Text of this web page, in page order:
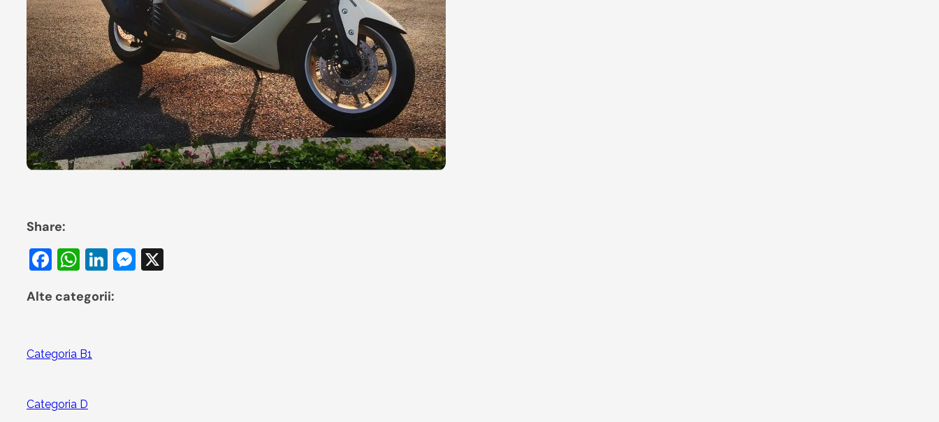
Share:
Facebook
WhatsApp
LinkedIn
Messenger
Alte categorii:
Categoria B1
Categoria D